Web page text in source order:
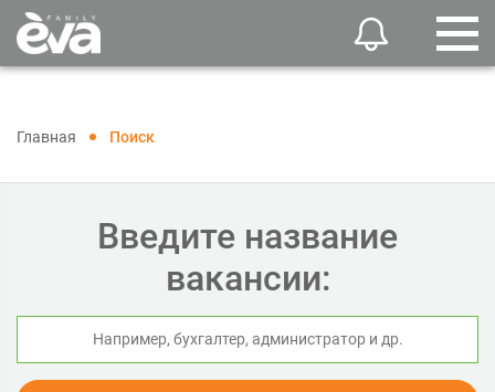
Главная Поиск
Введите название
вакансии: